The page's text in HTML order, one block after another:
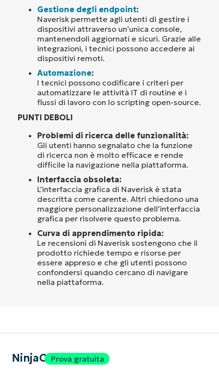
Gestione degli endpoint:
Naverisk permette agli utenti di gestire i
dispositivi attraverso un’unica console,
mantenendoli aggiornati e sicuri. Grazie alle
integrazioni, i tecnici possono accedere ai
dispositivi remoti.
Automazione:
I tecnici possono codificare i criteri per
automatizzare le attività IT di routine e i
flussi di lavoro con lo scripting open-source.
PUNTI DEBOLI
Problemi di ricerca delle funzionalità:
Gli utenti hanno segnalato che la funzione
di ricerca non è molto efficace e rende
difficile la navigazione nella piattaforma.
Interfaccia obsoleta:
L’interfaccia grafica di Naverisk è stata
descritta come carente. Altri chiedono una
maggiore personalizzazione dell’interfaccia
grafica per risolvere questo problema.
Curva di apprendimento ripida:
Le recensioni di Naverisk sostengono che il
prodotto richiede tempo e risorse per
essere appreso e che gli utenti possono
confondersi quando cercano di navigare
nella piattaforma.
NinjaOneProva gratuita